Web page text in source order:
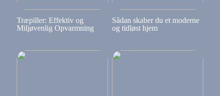
Træpiller: Effektiv og
Miljøvenlig Opvarmning
Sådan skaber du et moderne
og tidløst hjem